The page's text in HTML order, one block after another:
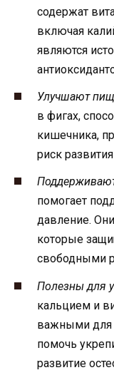
содержат
включая
являются
Улучшают
в фигах,
кишечника,
риск
помогает
давление.
которые
свободными
Полезны для
кальцием и
важными для
помочь
развитие